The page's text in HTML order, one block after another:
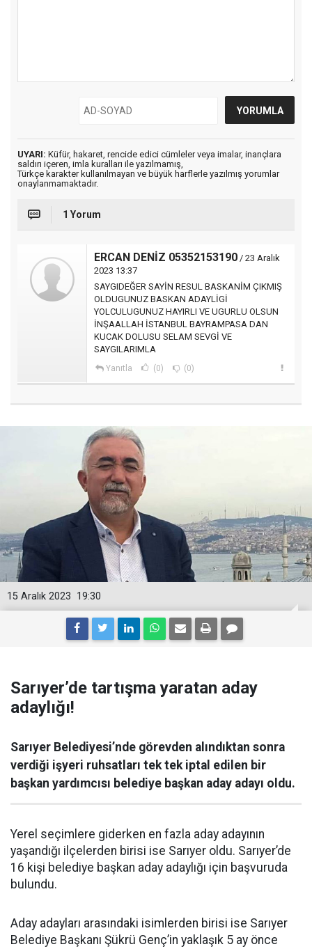
UYARI: Küfür, hakaret, rencide edici cümleler veya imalar, inançlara
saldırı içeren, imla kuralları ile yazılmamış,
Türkçe karakter kullanılmayan ve büyük harflerle yazılmış yorumlar
onaylanmamaktadır.
1 Yorum
ERCAN DENİZ 05352153190 / 23 Aralık
2023 13:37
SAYGIDEĞER SAYİN RESUL BASKANİM ÇIKMIŞ
OLDUGUNUZ BASKAN ADAYLİGİ
YOLCULUGUNUZ HAYIRLI VE UGURLU OLSUN
İNŞAALLAH İSTANBUL BAYRAMPASA DAN
KUCAK DOLUSU SELAM SEVGİ VE
SAYGILARIMLA
Yanıtla (0) (0)
19:30
15 Aralık 2023
Sarıyer’de tartışma yaratan aday
adaylığı!
Sarıyer Belediyesi’nde görevden alındıktan sonra
verdiği işyeri ruhsatları tek tek iptal edilen bir
başkan yardımcısı belediye başkan aday adayı oldu.
Yerel seçimlere giderken en fazla aday adayının
yaşandığı ilçelerden birisi ise Sarıyer oldu. Sarıyer’de
16 kişi belediye başkan aday adaylığı için başvuruda
bulundu.
Aday adayları arasındaki isimlerden birisi ise Sarıyer
Belediye Başkanı Şükrü Genç’in yaklaşık 5 ay önce